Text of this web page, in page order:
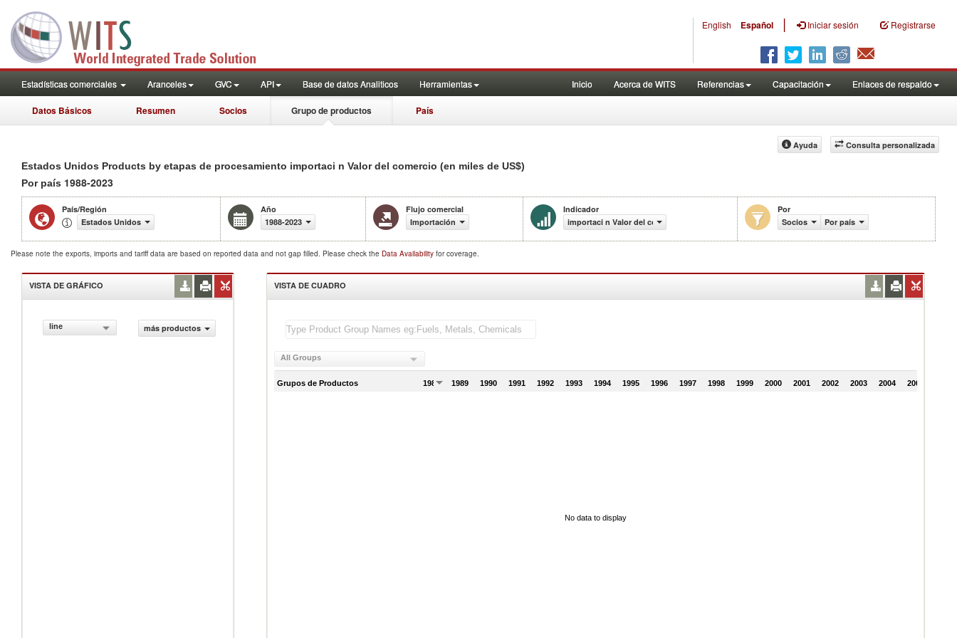
English Español | Iniciar sesión Registrarse
Estadísticas comerciales Aranceles GVC API Base de datos Analiticos Herramientas Inicio Acerca de WITS Referencias Capacitación Enlaces de respaldo
Datos Básicos Resumen Socios Grupo de productos País
Consulta personalizada
Ayuda
Estados Unidos Products by etapas de procesamiento importaci n Valor del comercio (en miles de US$)
Por país 1988-2023
País/Región
Estados Unidos
Año
1988-2023
Flujo comercial
Importación
Indicador
importaci n Valor del comercio (en miles de US$)
Por
Socios
Por país
Please note the exports, imports and tariff data are based on reported data and not gap filled. Please check the Data Availability for coverage.
VISTA DE GRÁFICO
line más productos
VISTA DE CUADRO
All Groups
Grupos de Productos 1988 1989 1990 1991 1992 1993 1994 1995 1996 1997 1998 1999 2000 2001 2002 2003 2004 2005
No data to display